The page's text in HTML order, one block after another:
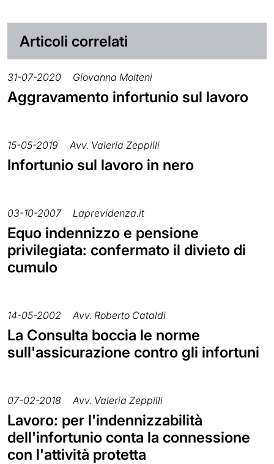
Articoli correlati
31-07-2020 Giovanna Molteni
Aggravamento infortunio sul lavoro
15-05-2019 Avv. Valeria Zeppilli
Infortunio sul lavoro in nero
03-10-2007 Laprevidenza.it
Equo indennizzo e pensione
privilegiata: confermato il divieto di
cumulo
14-05-2002 Avv. Roberto Cataldi
La Consulta boccia le norme
sull'assicurazione contro gli infortuni
07-02-2018 Avv. Valeria Zeppilli
Lavoro: per l'indennizzabilità
dell'infortunio conta la connessione
con l'attività protetta